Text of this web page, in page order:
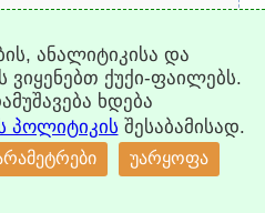
ანალიტიკისა და
ვიყენებთ ქუქი-ფაილებს.
ხდება
პოლიტიკის შესაბამისად.
უარყოფა